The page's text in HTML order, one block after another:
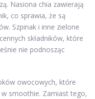
Nasiona chia zawierają
co sprawia, że są
Szpinak i inne zielone
składników, które
nie podnosząc
owocowych, które
smoothie. Zamiast tego,